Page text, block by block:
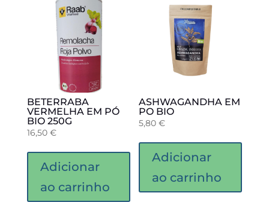
BETERRABA
VERMELHA EM PÓ
BIO 250G
16,50 €
Adicionar
ao carrinho
ASHWAGANDHA EM
PO BIO
5,80€
Adicionar
ao carrinho